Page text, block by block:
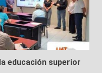
educación superior